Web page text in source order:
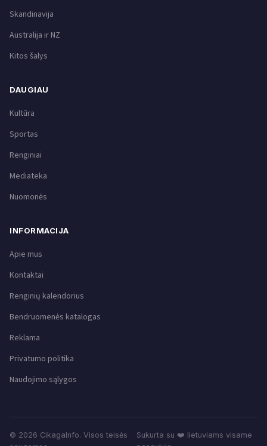
Skandinavija
Australija ir NZ
Kitos šalys
DAUGIAU
Kultūra
Sportas
Renginiai
Mediateka
Nuomonės
INFORMACIJA
Apie mus
Kontaktai
Renginių kalendorius
Bendruomenės katalogas
Reklama
Privatumo politika
Naudojimo sąlygos
© 2026 CikagaInfo. Visos teisės
Sukurta su ❤️ lietuviams visame